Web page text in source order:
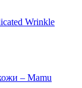
Wrinkle
– Mamu